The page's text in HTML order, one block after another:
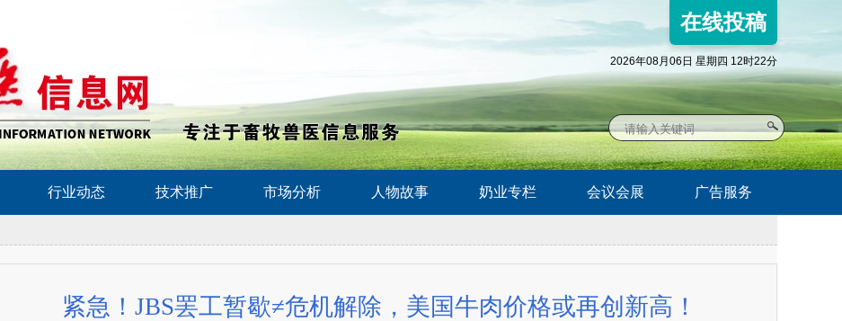
在线投稿
2026年08月06日 星期四 12时22分
行业动态 技术推广 市场分析 人物故事 奶业专栏 会议会展 广告服务
紧急！JBS罢工暂歇≠危机解除，美国牛肉价格或再创新高！